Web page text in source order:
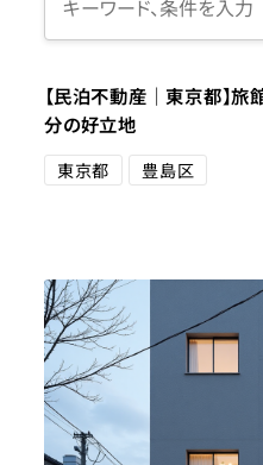
【民泊不動産｜東京都】
分の好立地
東京都 豊島区